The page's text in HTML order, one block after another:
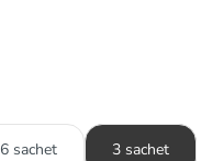
6 sachet 3 sachet